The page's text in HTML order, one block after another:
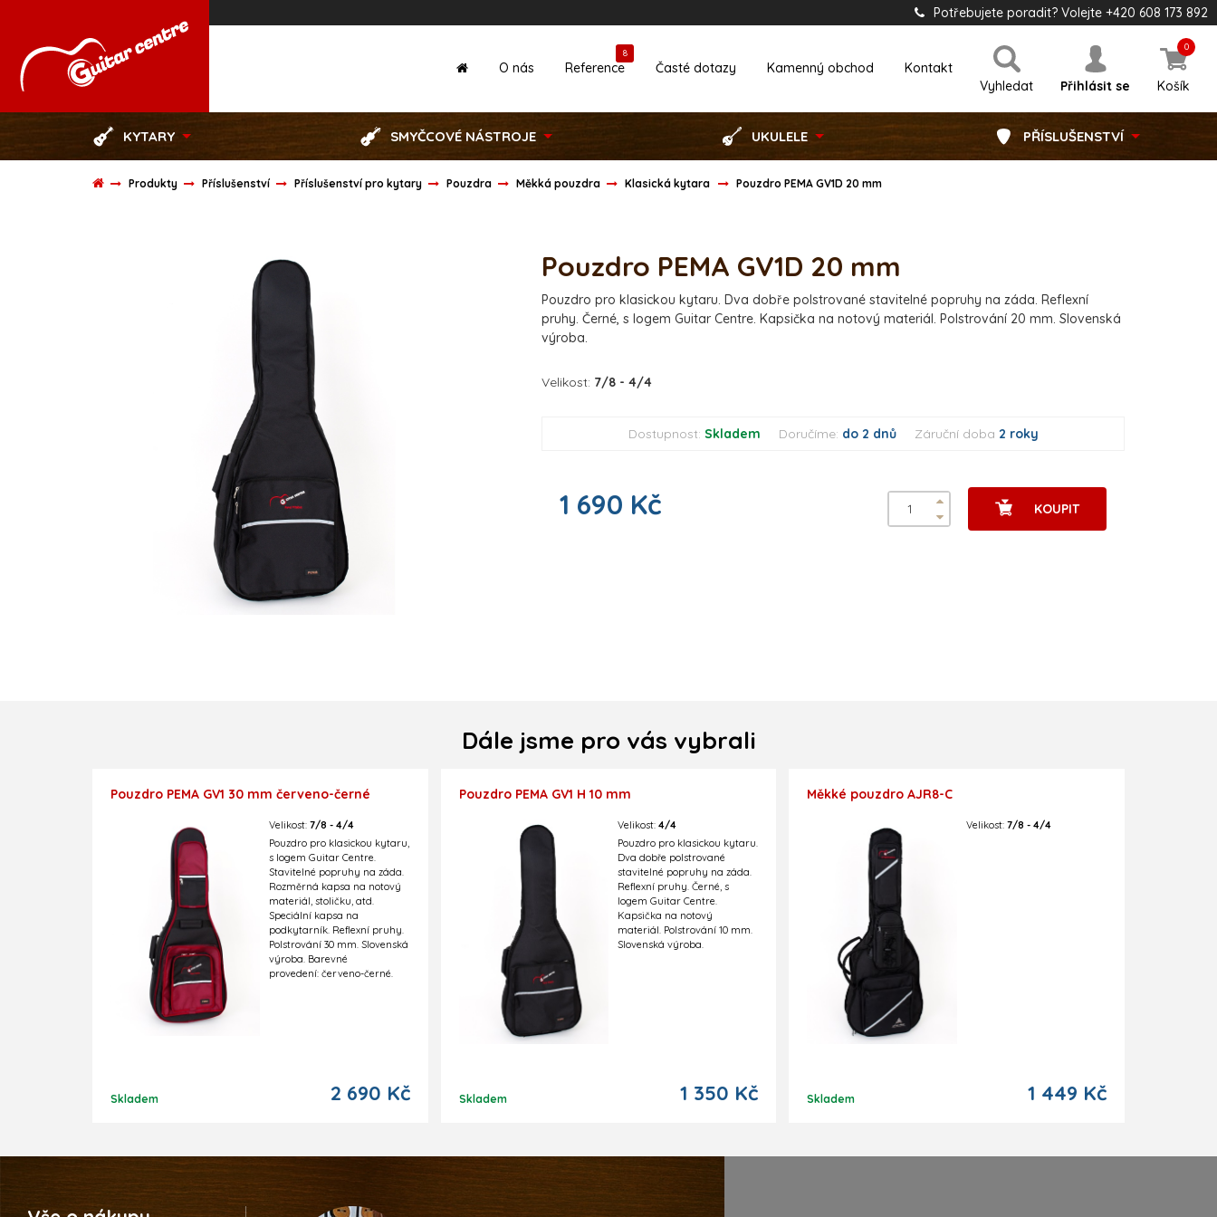
Potřebujete poradit? Volejte +420 608 173 892
Vyhledat Přihlásit se Košík
0
O nás Reference
8
Časté dotazy Kamenný obchod Kontakt
KYTARY SMYČCOVÉ NÁSTROJE UKULELE PŘÍSLUŠENSTVÍ
Produkty Příslušenství Příslušenství pro kytary Pouzdra Měkká pouzdra Klasická kytara Pouzdro PEMA GV1D 20 mm
Pouzdro PEMA GV1D 20 mm
Pouzdro pro klasickou kytaru. Dva dobře polstrované stavitelné popruhy na záda. Reflexní
pruhy. Černé, s logem Guitar Centre. Kapsička na notový materiál. Polstrování 20 mm. Slovenská
výroba.
Velikost: 7/8 - 4/4
Dostupnost: Skladem Doručíme: do 2 dnů Záruční doba 2 roky
1 690 Kč KOUPIT
Dále jsme pro vás vybrali
Pouzdro PEMA GV1 30 mm červeno-černé
Skladem
Velikost:7/8 - 4/4
Pouzdro pro klasickou kytaru,
s logem Guitar Centre.
Stavitelné popruhy na záda.
Rozměrná kapsa na notový
materiál, stoličku, atd.
Speciální kapsa na
podkytarník. Reflexní pruhy.
Polstrování 30 mm. Slovenská
výroba. Barevné
provedení: červeno-černé.
2 690 Kč
Pouzdro PEMA GV1 H 10 mm
Skladem
Velikost: 4/4
Pouzdro pro klasickou kytaru.
Dva dobře polstrované
stavitelné popruhy na záda.
Reflexní pruhy. Černé, s
logem Guitar Centre.
Kapsička na notový
materiál. Polstrování 10 mm.
Slovenská výroba.
1 350 Kč
Měkké pouzdro AJR8-C
Skladem
Velikost: 7/8 - 4/4
1 449 Kč